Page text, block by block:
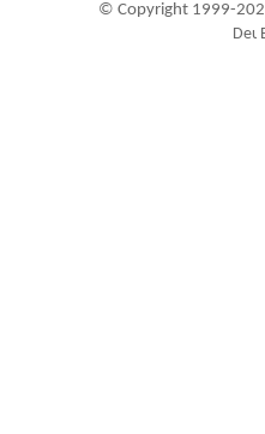
© Copyright 1999-